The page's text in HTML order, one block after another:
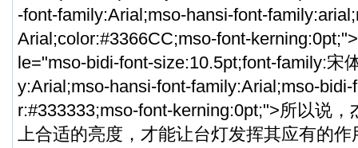
-font-family:Arial;mso-hansi-font-
Arial;color:#3366CC;mso-font-
le="mso-bidi-font-size:10.5pt;font-family:宋
y:Arial;mso-hansi-font-family:Arial;mso-
r:#333333;mso-font-kerning:0pt;">所以说
上合适的亮度，才能让台灯发挥其应有的